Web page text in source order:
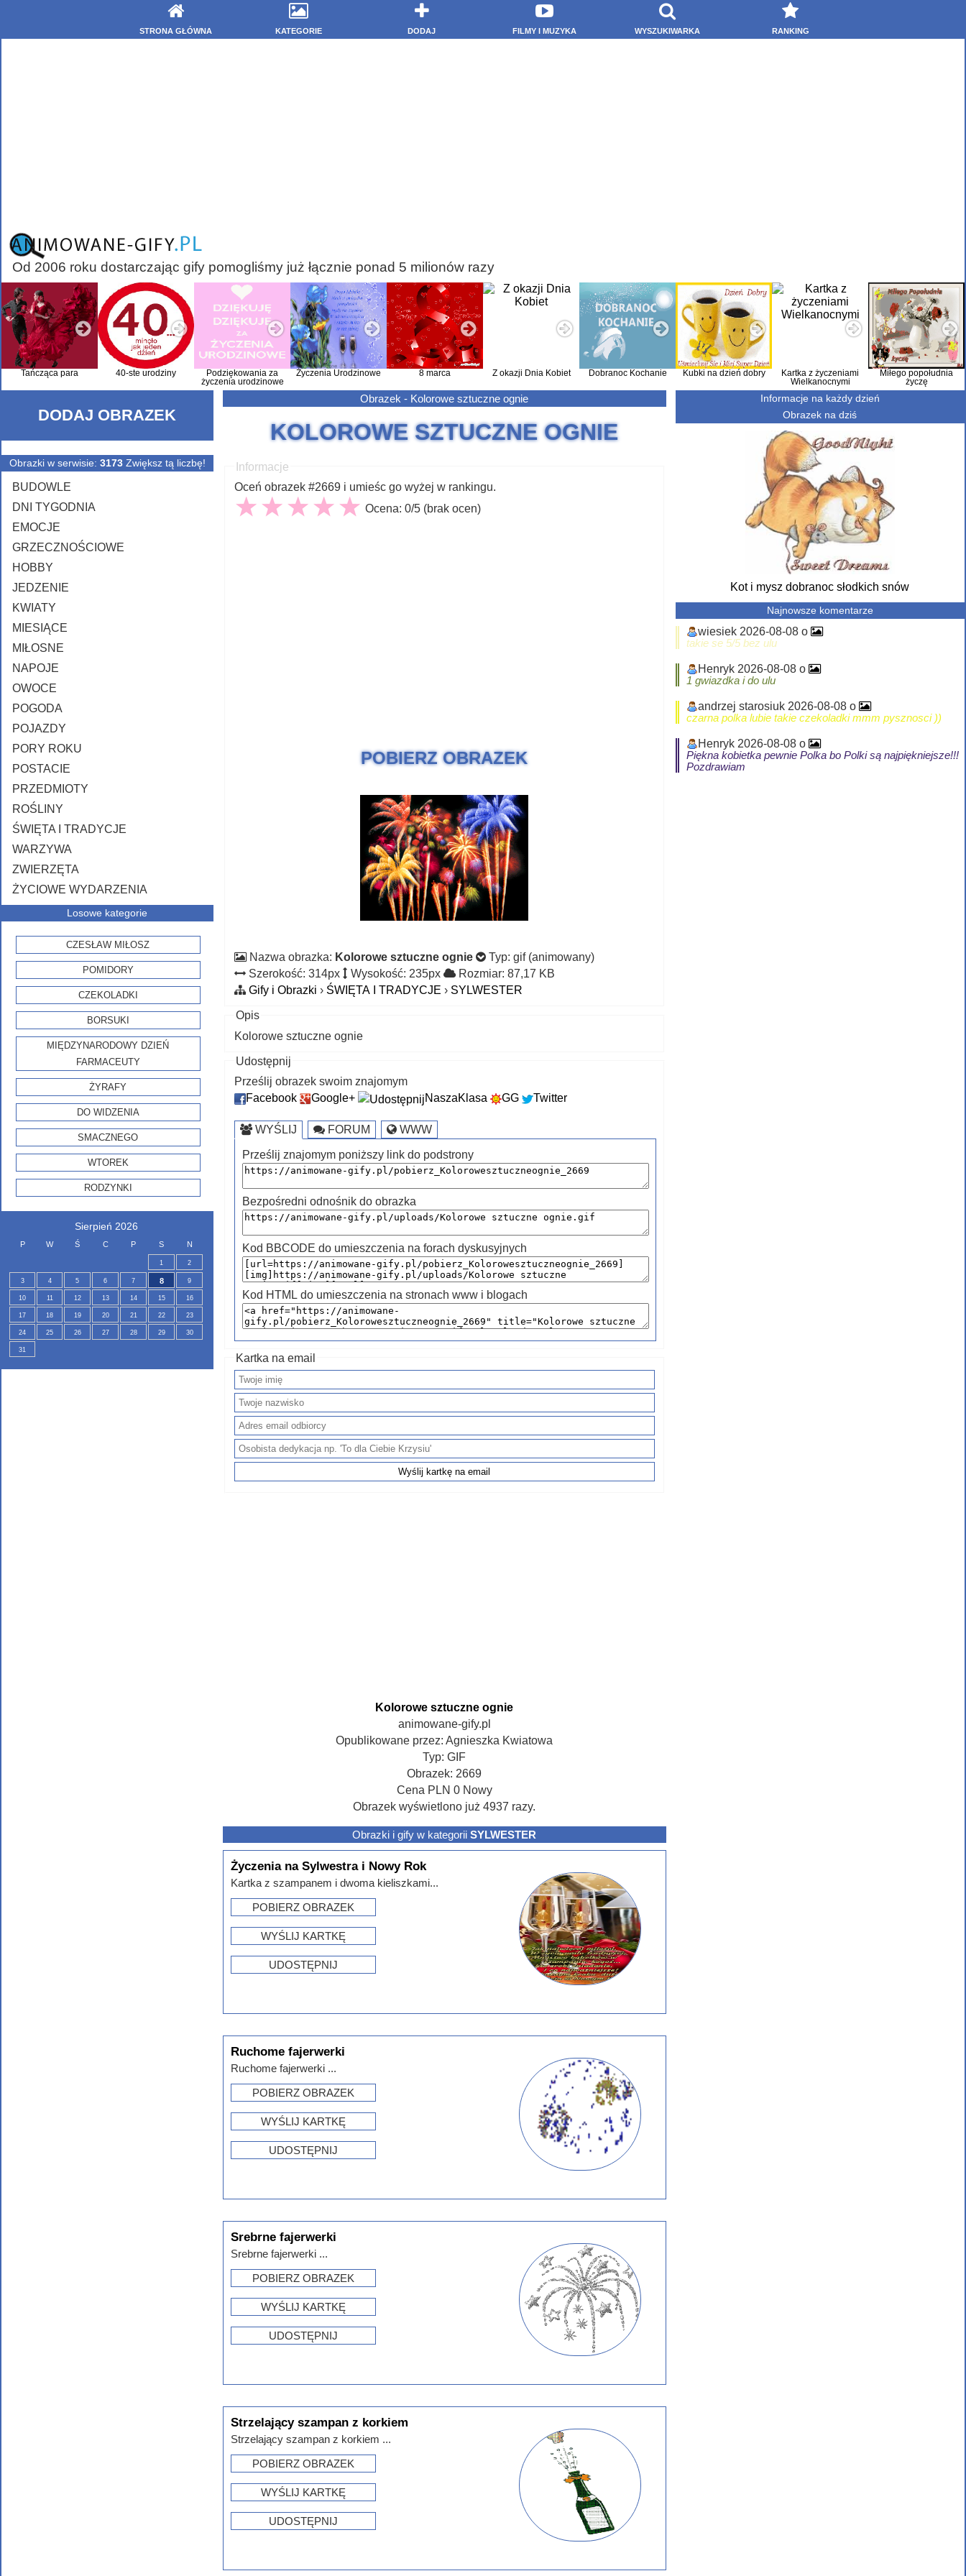
STRONA GŁÓWNA KATEGORIE DODAJ FILMY I MUZYKA WYSZUKIWARKA RANKING
Od 2006 roku dostarczając gify pomogliśmy już łącznie ponad 5 milionów razy
Tańcząca para 40-ste urodziny
Podziękowania za
życzenia urodzinowe
Życzenia Urodzinowe 8 marca Z okazji Dnia Kobiet Dobranoc Kochanie Kubki na dzień dobry
Kartka z życzeniami
Wielkanocnymi
Miłego popołudnia
życzę
DODAJ OBRAZEK
Obrazki w serwisie: 3173Zwiększ tą liczbę!
BUDOWLE
DNI TYGODNIA
EMOCJE
GRZECZNOŚCIOWE
HOBBY
JEDZENIE
KWIATY
MIESIĄCE
MIŁOSNE
NAPOJE
OWOCE
POGODA
POJAZDY
PORY ROKU
POSTACIE
PRZEDMIOTY
ROŚLINY
ŚWIĘTA I TRADYCJE
WARZYWA
ZWIERZĘTA
ŻYCIOWE WYDARZENIA
Losowe kategorie
CZESŁAW MIŁOSZ
POMIDORY
CZEKOLADKI
BORSUKI
MIĘDZYNARODOWY DZIEŃ
FARMACEUTY
ŻYRAFY
DO WIDZENIA
SMACZNEGO
WTOREK
RODZYNKI
Sierpień 2026
P W Ś C P S N
1 2
3 4 5 6 7 8 9
10 11 12 13 14 15 16
17 18 19 20 21 22 23
24 25 26 27 28 29 30
31
Obrazek - Kolorowe sztuczne ognie
KOLOROWE SZTUCZNE OGNIE
Informacje
Oceń obrazek #2669 i umieśc go wyżej w rankingu.
Ocena: 0/5 (brak ocen)
POBIERZ OBRAZEK
Nazwa obrazka: Kolorowe sztuczne ognie
Typ: gif (animowany)
Szerokość: 314px
Wysokość: 235px
Rozmiar: 87,17 KB
Gify i Obrazki › ŚWIĘTA I TRADYCJE › SYLWESTER
Opis
Kolorowe sztuczne ognie
Udostępnij
Prześlij obrazek swoim znajomym
Facebook
Google+ NaszaKlasa GG Twitter
WYŚLIJ FORUM WWW
Prześlij znajomym poniższy link do podstrony
Bezpośredni odnośnik do obrazka
Kod BBCODE do umieszczenia na forach dyskusyjnych
Kod HTML do umieszczenia na stronach www i blogach
Kartka na email
Kolorowe sztuczne ognie
animowane-gify.pl
Opublikowane przez:Agnieszka Kwiatowa
Typ:GIF
Obrazek: 2669
Cena PLN 0Nowy
Obrazek wyświetlono już 4937 razy.
Obrazki i gify w kategoriiSYLWESTER
Życzenia na Sylwestra i Nowy Rok
Kartka z szampanem i dwoma kieliszkami...
POBIERZ OBRAZEK
WYŚLIJ KARTKĘ
UDOSTĘPNIJ
Ruchome fajerwerki
Ruchome fajerwerki ...
POBIERZ OBRAZEK
WYŚLIJ KARTKĘ
UDOSTĘPNIJ
Srebrne fajerwerki
Srebrne fajerwerki ...
POBIERZ OBRAZEK
WYŚLIJ KARTKĘ
UDOSTĘPNIJ
Strzelający szampan z korkiem
Strzelający szampan z korkiem ...
POBIERZ OBRAZEK
WYŚLIJ KARTKĘ
UDOSTĘPNIJ
Informacje na każdy dzień
Obrazek na dziś
Kot i mysz dobranoc słodkich snów
Najnowsze komentarze
wiesiek 2026-08-08 o
takie se 5/5 bez ulu
Henryk 2026-08-08 o
1 gwiazdka i do ulu
andrzej starosiuk 2026-08-08 o
czarna polka lubie takie czekoladki mmm pysznosci ))
Henryk 2026-08-08 o
Piękna kobietka pewnie Polka bo Polki są najpiękniejsze!!!
Pozdrawiam